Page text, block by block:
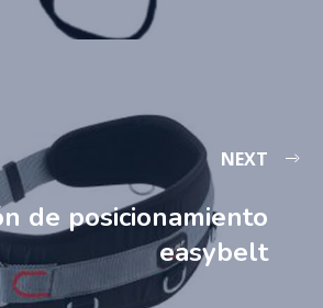
NEXT
de posicionamiento
easybelt